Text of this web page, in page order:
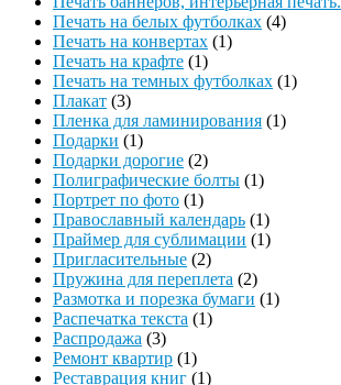
Печать на белых футболках (4)
Печать на конвертах (1)
Печать на крафте (1)
Печать на темных футболках (1)
Плакат (3)
Пленка для ламинирования (1)
Подарки (1)
Подарки дорогие (2)
Полиграфические болты (1)
Портрет по фото (1)
Православный календарь (1)
Праймер для сублимации (1)
Пригласительные (2)
Пружина для переплета (2)
Размотка и порезка бумаги (1)
Распечатка текста (1)
Распродажа (3)
Ремонт квартир (1)
Реставрация книг (1)